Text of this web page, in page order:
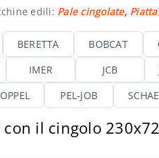
edili: Pale cingolate,
BERETTA BOBCAT
IMER JCB
PEL-JOB
il cingolo